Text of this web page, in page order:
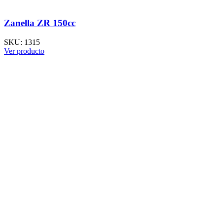
Zanella ZR 150cc
SKU: 1315
Ver producto